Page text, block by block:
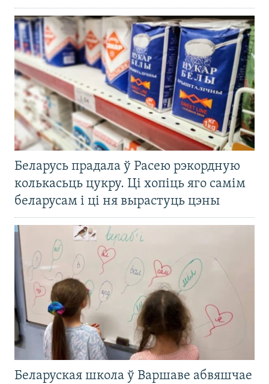
Беларусь прадала ў Расею рэкордную
колькасьць цукру. Ці хопіць яго самім
беларусам і ці ня вырастуць цэны
Беларуская школа ў Варшаве абвяшчае